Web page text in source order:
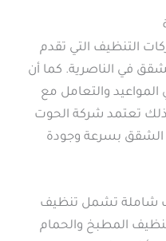
التنظيف التي تقدم
في الناصرية. كما أن
والتعامل مع
تعتمد شركة الحوت
بسرعة وجودة
شاملة تشمل تنظيف
المطبخ والحمام